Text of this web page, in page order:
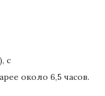
), с
около 6,5 часов.